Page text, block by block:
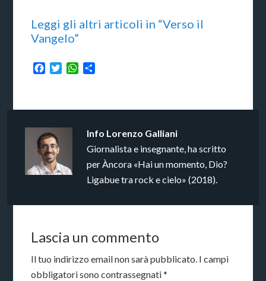
Leggi gli altri articoli in “Verso il
Vangelo”
Facebook
TwitterWhatsApp
Info Lorenzo Galliani
Giornalista e insegnante, ha scritto
per Àncora «Hai un momento, Dio?
Ligabue tra rock e cielo» (2018).
Lascia un commento
Il tuo indirizzo email non sarà pubblicato. I campi
obbligatori sono contrassegnati*